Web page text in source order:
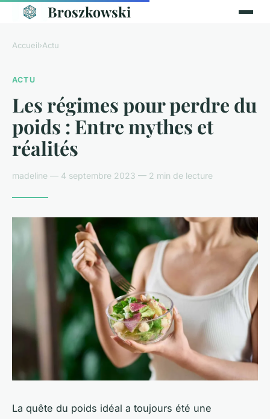
Broszkowski
Accueil›Actu
ACTU
Les régimes pour perdre du
poids : Entre mythes et
réalités
madeline — 4 septembre 2023 — 2 min de lecture
La quête du poids idéal a toujours été une